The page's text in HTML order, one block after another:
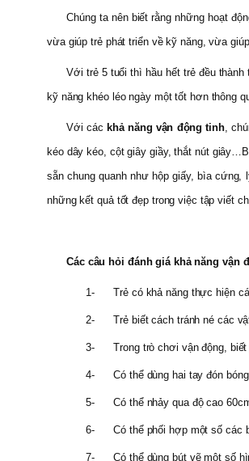
Chúng ta nên biết rằng những hoạt
vừa giúp trẻ phát triển về kỹ năng, vừa
Với trẻ 5 tuổi thì hầu hết trẻ đều thành
kỹ năng khéo léo ngày một tốt hơn thông
Với các khả năng vận động tinh ,
kéo dây kéo, cột giây giầy, thắt nút
sẵn chung quanh như hộp giấy, bìa
những kết quả tốt đẹp trong việc tập viết
Các câu hỏi đánh giá khả năng vận
1- Trẻ có khả năng thực hiện
2- Trẻ biết cách tránh né các
3- Trong trò chơi vận động,
4- Có thể dùng hai tay đón
5- Có thể nhảy qua độ cao
6- Có thể phối hợp một số các
7- Có thể dùng bút vẽ một số